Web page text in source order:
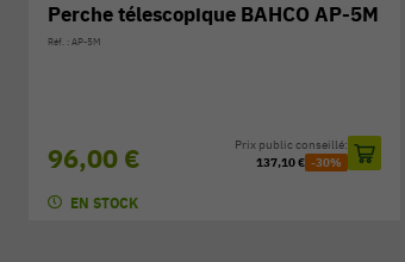
Scie arboricole BAHCO 4212-11-6T
Réf. : 4212-11-6T
25,30 €
Prix public conseillé:
36,10 €
-30%
EN STOCK